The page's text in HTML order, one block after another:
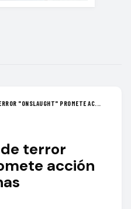
"ONSLAUGHT" PROMETE AC...
terror
acción